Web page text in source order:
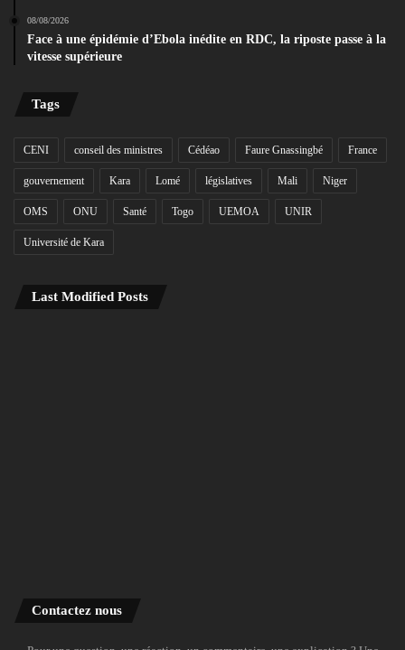
08/08/2026
Face à une épidémie d’Ebola inédite en RDC, la riposte passe à la
vitesse supérieure
Tags
CENI conseil des ministres Cédéao Faure Gnassingbé France
gouvernement Kara Lomé législatives Mali Niger
OMS ONU Santé Togo UEMOA UNIR
Université de Kara
Last Modified Posts
Contactez nous